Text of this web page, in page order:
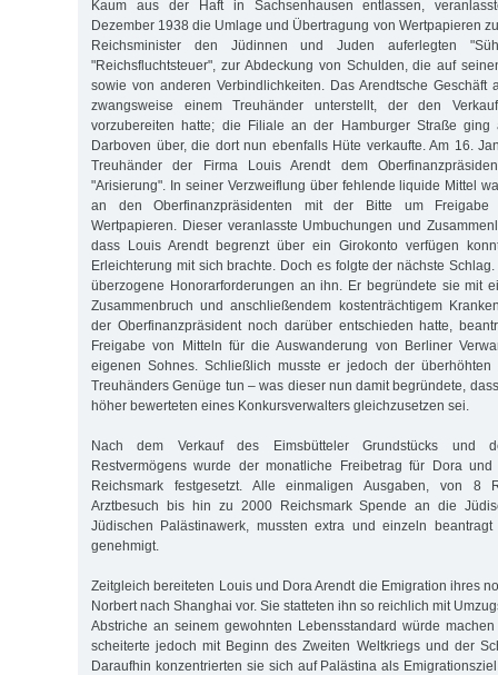
Kaum aus der Haft in Sachsenhausen entlassen,
Dezember 1938 die Umlage und Übertragung von Wertpapieren
Reichsminister den Jüdinnen und Juden auferlegten
"Reichsfluchtsteuer", zur Abdeckung von Schulden, die auf
sowie von anderen Verbindlichkeiten. Das Arendtsche Geschäft
zwangsweise einem Treuhänder unterstellt, der den
vorzubereiten hatte; die Filiale an der Hamburger Straße
Darboven über, die dort nun ebenfalls Hüte verkaufte. Am 16.
Treuhänder der Firma Louis Arendt dem
"Arisierung". In seiner Verzweiflung über fehlende liquide Mittel
an den Oberfinanzpräsidenten mit der Bitte um Freigabe
Wertpapieren. Dieser veranlasste Umbuchungen und
dass Louis Arendt begrenzt über ein Girokonto verfügen
Erleichterung mit sich brachte. Doch es folgte der nächste
überzogene Honorarforderungen an ihn. Er begründete sie mit
Zusammenbruch und anschließendem kostenträchtigem
der Oberfinanzpräsident noch darüber entschieden hatte,
Freigabe von Mitteln für die Auswanderung von Berliner
eigenen Sohnes. Schließlich musste er jedoch der überhöhten
Treuhänders Genüge tun – was dieser nun damit begründete,
höher bewerteten eines Konkursverwalters gleichzusetzen sei.
Nach dem Verkauf des Eimsbütteler Grundstücks und
Restvermögens wurde der monatliche Freibetrag für Dora
Reichsmark festgesetzt. Alle einmaligen Ausgaben, von 8
Arztbesuch bis hin zu 2000 Reichsmark Spende an die
Jüdischen Palästinawerk, mussten extra und einzeln
genehmigt.
Zeitgleich bereiteten Louis und Dora Arendt die Emigration ihres
Norbert nach Shanghai vor. Sie statteten ihn so reichlich mit
Abstriche an seinem gewohnten Lebensstandard würde
scheiterte jedoch mit Beginn des Zweiten Weltkriegs und der
Daraufhin konzentrierten sie sich auf Palästina als